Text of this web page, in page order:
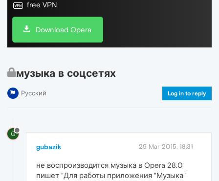
free VPN
Download Opera
музыка в соцсетях
Русский Log in to reply
G
gubazik 29 Mar 2015, 18:31
не воспроизводится музыка в Opera 28.0
пишет "Для работы приложения "Музыка"